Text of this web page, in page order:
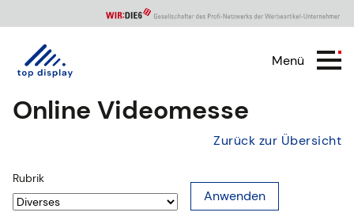
Menü
Online Videomesse
Zurück zur Übersicht
Rubrik